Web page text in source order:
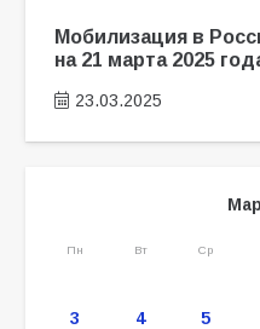
Мобилизация в
на 21 марта 2025
23.03.2025
Пн Вт Ср
3
4 5